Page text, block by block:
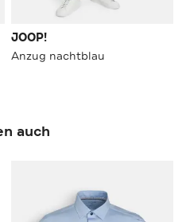
JOOP!
Anzug nachtblau
auch